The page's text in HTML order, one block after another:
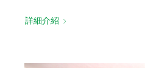
詳細介紹